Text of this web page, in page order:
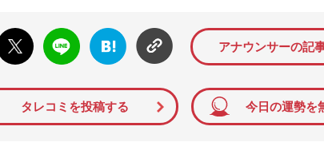
ポス
LINE
はてな
ブック
マーク
アナウンサーの記
タレコミを投稿する 今日の運勢を